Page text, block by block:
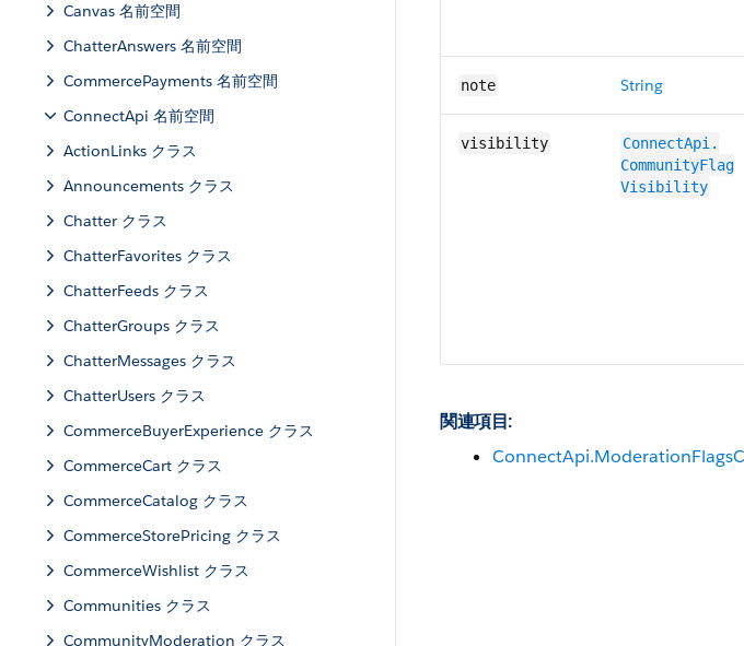
Canvas 名前空間
ChatterAnswers 名前空間
CommercePayments 名前空間
ConnectApi 名前空間
ActionLinks クラス
Announcements クラス
Chatter クラス
ChatterFavorites クラス
ChatterFeeds クラス
ChatterGroups クラス
ChatterMessages クラス
ChatterUsers クラス
CommerceBuyerExperience クラス
CommerceCart クラス
CommerceCatalog クラス
CommerceStorePricing クラス
CommerceWishlist クラス
Communities クラス
CommunityModeration クラス
note String
visibility
ConnectApi.​
CommunityFlag​
Visibility
関連項目: